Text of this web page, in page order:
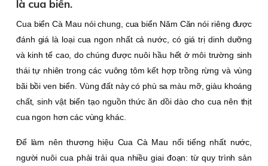
là cua biển.
Cua biển Cà Mau nói chung, cua biển Năm Căn nói riêng được
đánh giá là loại cua ngon nhất cả nước, có giá trị dinh dưỡng
và kinh tế cao, do chúng được nuôi hầu hết ở môi trường sinh
thái tự nhiên trong các vuông tôm kết hợp trồng rừng và vùng
bãi bồi ven biển. Vùng đất này có phù sa màu mỡ, giàu khoáng
chất, sinh vật biển tạo nguồn thức ăn dồi dào cho cua nên thịt
cua ngon hơn các vùng khác.
Ðể làm nên thương hiệu Cua Cà Mau nổi tiếng nhất nước,
người nuôi cua phải trải qua nhiều giai đoạn: từ quy trình sản